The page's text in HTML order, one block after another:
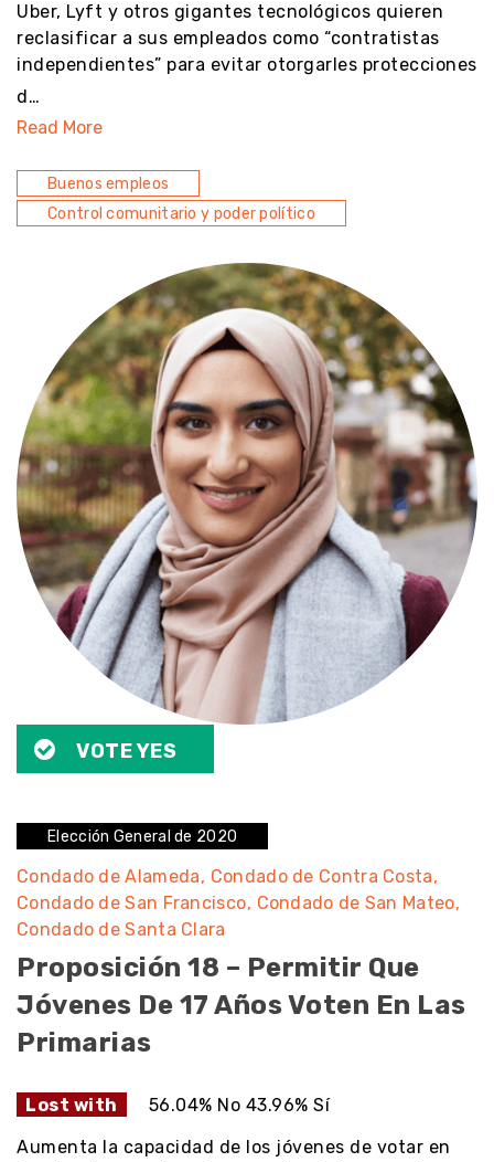
Uber, Lyft y otros gigantes tecnológicos quieren
reclasificar a sus empleados como “contratistas
independientes” para evitar otorgarles protecciones
d…
Read More
Buenos empleos
Control comunitario y poder político
VOTE YES
Elección General de 2020
Condado de Alameda Condado de Contra Costa
Condado de San Francisco Condado de San Mateo
Condado de Santa Clara
Proposición 18 – Permitir Que
Jóvenes De 17 Años Voten En Las
Primarias
Lost with 56.04% No 43.96% Sí
Aumenta la capacidad de los jóvenes de votar en